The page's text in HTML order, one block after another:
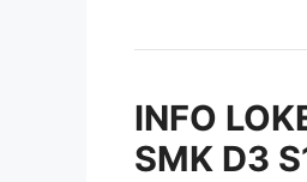
INFO
SMK D3